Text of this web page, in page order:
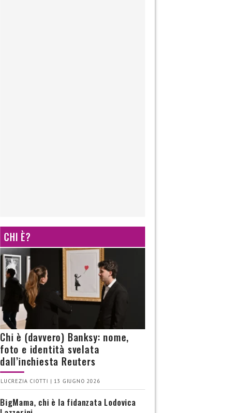
CHI È?
Chi è (davvero) Banksy: nome,
foto e identità svelata
dall’inchiesta Reuters
LUCREZIA CIOTTI | 13 GIUGNO 2026
BigMama, chi è la fidanzata Lodovica